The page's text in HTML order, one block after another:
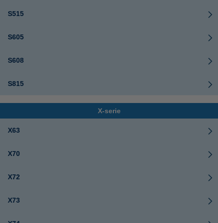
S515
S605
S608
S815
X-serie
X63
X70
X72
X73